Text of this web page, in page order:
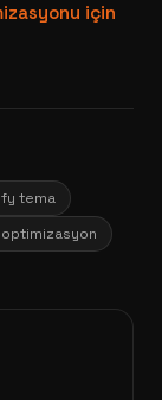
için
tema